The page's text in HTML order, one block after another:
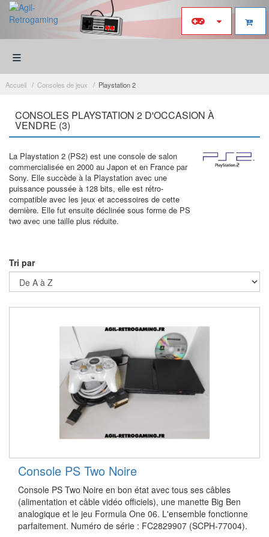
≡
Accueil Consoles de jeux Playstation 2
CONSOLES PLAYSTATION 2 D'OCCASION À
VENDRE (3)
La Playstation 2 (PS2) est une console de salon
commercialisée en 2000 au Japon et en France par
Sony. Elle succède à la Playstation avec une
puissance poussée à 128 bits, elle est rétro-
compatible avec les jeux et accessoires de cette
dernière. Elle fut ensuite déclinée sous forme de PS
two avec une taille plus réduite.
Tri par
Console PS Two Noire
Console PS Two Noire en bon état avec tous ses câbles
(alimentation et câble vidéo officiels), une manette Big Ben
analogique et le jeu Formula One 06. L'ensemble fonctionne
parfaitement. Numéro de série : FC2829907 (SCPH-77004).